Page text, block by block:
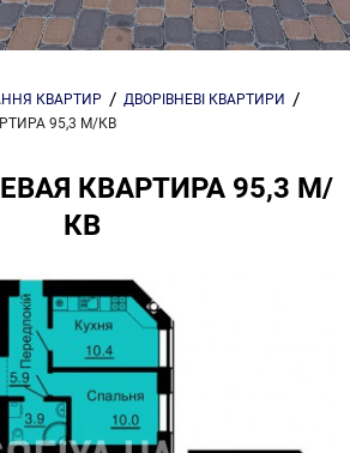
КВАРТИР
ДВОРІВНЕВІ КВАРТИРИ
95,3 М/КВ
КВАРТИРА 95,3 М/
КВ